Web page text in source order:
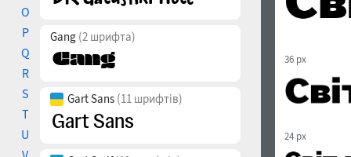
O
P
Q
R
S
T
U
Gang (2 шрифта)
Gart Sans (11 шрифтів)
36 px
24 px